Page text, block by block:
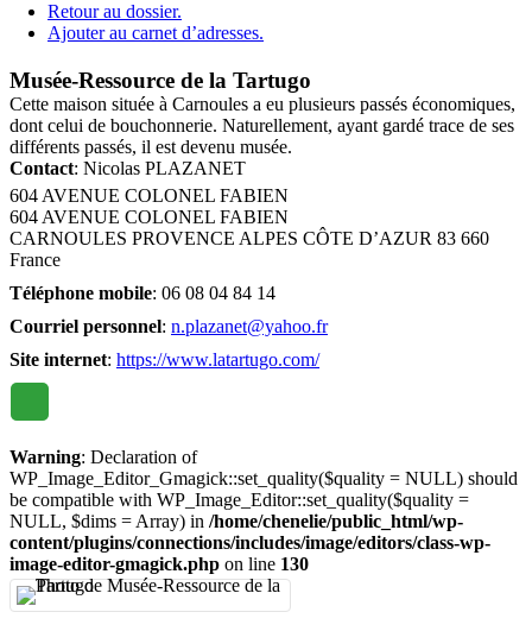
Retour au dossier.
Ajouter au carnet d’adresses.
Musée-Ressource de la Tartugo
Cette maison située à Carnoules a eu plusieurs passés économiques,
dont celui de bouchonnerie. Naturellement, ayant gardé trace de ses
différents passés, il est devenu musée.
Contact: Nicolas PLAZANET
604 AVENUE COLONEL FABIEN
604 AVENUE COLONEL FABIEN
CARNOULES PROVENCE ALPES CÔTE D’AZUR 83 660
France
Téléphone mobile: 06 08 04 84 14
Courriel personnel: n.plazanet@yahoo.fr
Site internet: https://www.latartugo.com/
Warning: Declaration of
WP_Image_Editor_Gmagick::set_quality($quality = NULL) should
be compatible with WP_Image_Editor::set_quality($quality =
NULL, $dims = Array) in /home/chenelie/public_html/wp-
content/plugins/connections/includes/image/editors/class-wp-
image-editor-gmagick.php on line 130